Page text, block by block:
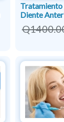
Tratamiento
Diente